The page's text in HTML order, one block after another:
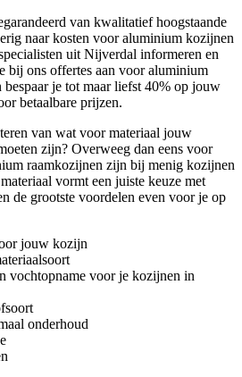
van kwalitatief hoogstaande
naar kosten voor aluminium kozijnen
uit Nijverdal informeren en
bij ons offertes aan voor aluminium
je tot maar liefst 40% op jouw
betaalbare prijzen.
van wat voor materiaal jouw
zijn? Overweeg dan eens voor
raamkozijnen zijn bij menig kozijnen
vormt een juiste keuze met
de grootste voordelen even voor je op
jouw kozijn
vochtopname voor je kozijnen in
onderhoud